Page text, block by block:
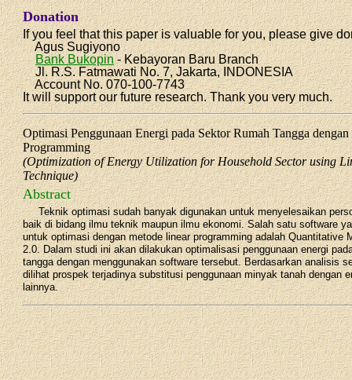
Donation
If you feel that this paper is valuable for you, please give
Agus Sugiyono
Bank Bukopin- Kebayoran Baru Branch
Jl. R.S. Fatmawati No. 7, Jakarta, INDONESIA
Account No. 070-100-7743
It will support our future research. Thank you very much.
Optimasi Penggunaan Energi pada Sektor Rumah Tangga
Programming
(Optimization of Energy Utilization for Household Sector using
Technique)
Abstract
Teknik optimasi sudah banyak digunakan untuk menyelesaikan
baik di bidang ilmu teknik maupun ilmu ekonomi. Salah satu software
untuk optimasi dengan metode linear programming adalah Quantitative
2.0. Dalam studi ini akan dilakukan optimalisasi penggunaan energi
tangga dengan menggunakan software tersebut. Berdasarkan analisis
dilihat prospek terjadinya substitusi penggunaan minyak tanah dengan
lainnya.